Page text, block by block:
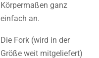
Körpermaßen ganz
einfach an.
Die Fork (wird in der
Größe weit mitgeliefert)